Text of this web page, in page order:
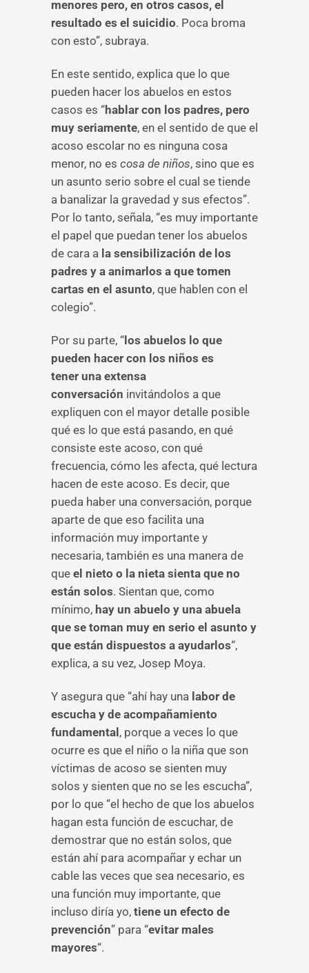
menores pero, en otros casos, el
resultado es el suicidio. Poca broma
con esto”, subraya.
En este sentido, explica que lo que
pueden hacer los abuelos en estos
casos es “hablar con los padres, pero
muy seriamente, en el sentido de que el
acoso escolar no es ninguna cosa
menor, no es cosa de niños, sino que es
un asunto serio sobre el cual se tiende
a banalizar la gravedad y sus efectos”.
Por lo tanto, señala, “es muy importante
el papel que puedan tener los abuelos
de cara a la sensibilización de los
padres y a animarlos a que tomen
cartas en el asunto, que hablen con el
colegio”.
Por su parte, “ los abuelos lo que
pueden hacer con los niños es
tener una extensa
conversación invitándolos a que
expliquen con el mayor detalle posible
qué es lo que está pasando, en qué
consiste este acoso, con qué
frecuencia, cómo les afecta, qué lectura
hacen de este acoso. Es decir, que
pueda haber una conversación, porque
aparte de que eso facilita una
información muy importante y
necesaria, también es una manera de
que el nieto o la nieta sienta que no
están solos. Sientan que, como
mínimo, hay un abuelo y una abuela
que se toman muy en serio el asunto y
que están dispuestos a ayudarlos“,
explica, a su vez, Josep Moya.
Y asegura que “ahí hay una labor de
escucha y de acompañamiento
fundamental , porque a veces lo que
ocurre es que el niño o la niña que son
víctimas de acoso se sienten muy
solos y sienten que no se les escucha”,
por lo que “el hecho de que los abuelos
hagan esta función de escuchar, de
demostrar que no están solos, que
están ahí para acompañar y echar un
cable las veces que sea necesario, es
una función muy importante, que
incluso diría yo, tiene un efecto de
prevención” para “evitar males
mayores“.